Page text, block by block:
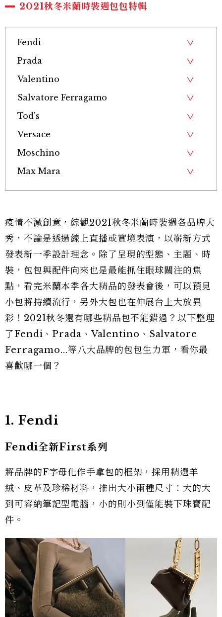
2021秋冬米蘭時裝週包包特輯
Fendi
Prada
Valentino
Salvatore Ferragamo
Tod's
Versace
Moschino
Max Mara
疫情不減創意，綜觀2021秋冬米蘭時裝週各品牌大
秀，不論是透過線上直播或實境表演，以嶄新方式
發表新一季設計理念。除了呈現的型態、主題、時
裝，包包與配件向來也是最能抓住眼球關注的焦
點，看完米蘭本季各大精品的發表會後，可以預見
小包將持續流行，另外大包也在伸展台上大放異
彩！2021秋冬還有哪些精品包不能錯過？以下整理
了Fendi、Prada、Valentino、Salvatore
Ferragamo...等八大品牌的包包生力軍，看你最
喜歡哪一個？
1. Fendi
Fendi全新First系列
將品牌的F字母化作手拿包的框架，採用精選羊
絨、皮革及珍稀材料，推出大小兩種尺寸：大的大
到可容納筆記型電腦，小的則小到僅能裝下珠寶配
件。